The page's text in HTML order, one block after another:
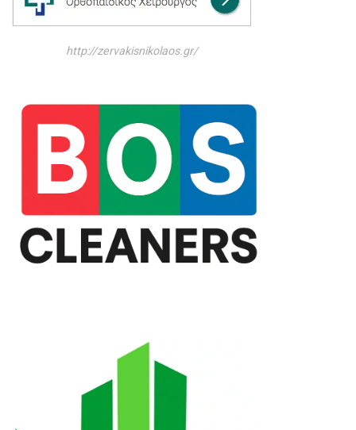
http://zervakisnikolaos.gr/